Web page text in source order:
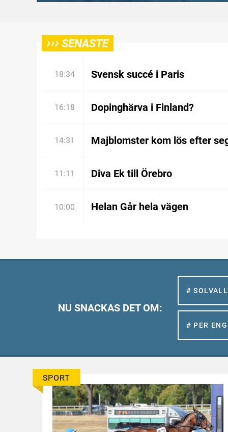
››› SENASTE
18:34 Svensk succé i Paris
16:18 Dopinghärva i Finland?
14:31 Majblomster kom lös efter
11:11 Diva Ek till Örebro
10:00 Helan Går hela vägen
NU SNACKAS DET OM:
#
# PER
SPORT